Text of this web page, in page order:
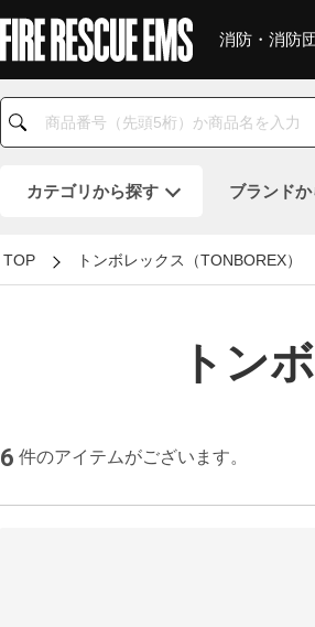
消防・消防
カテゴリから探す ブランドか
TOP トンボレックス（TONBOREX）
トン
6 件のアイテムがございます。